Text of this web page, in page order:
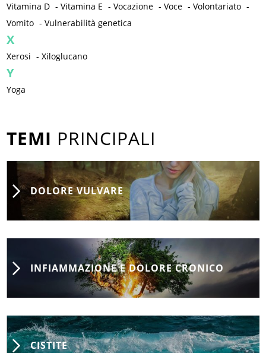
Vitamina D -Vitamina E -Vocazione -Voce -Volontariato -
Vomito -Vulnerabilità genetica
X
Xerosi -Xiloglucano
Y
Yoga
TEMI PRINCIPALI
DOLORE VULVARE
INFIAMMAZIONE E DOLORE CRONICO
CISTITE